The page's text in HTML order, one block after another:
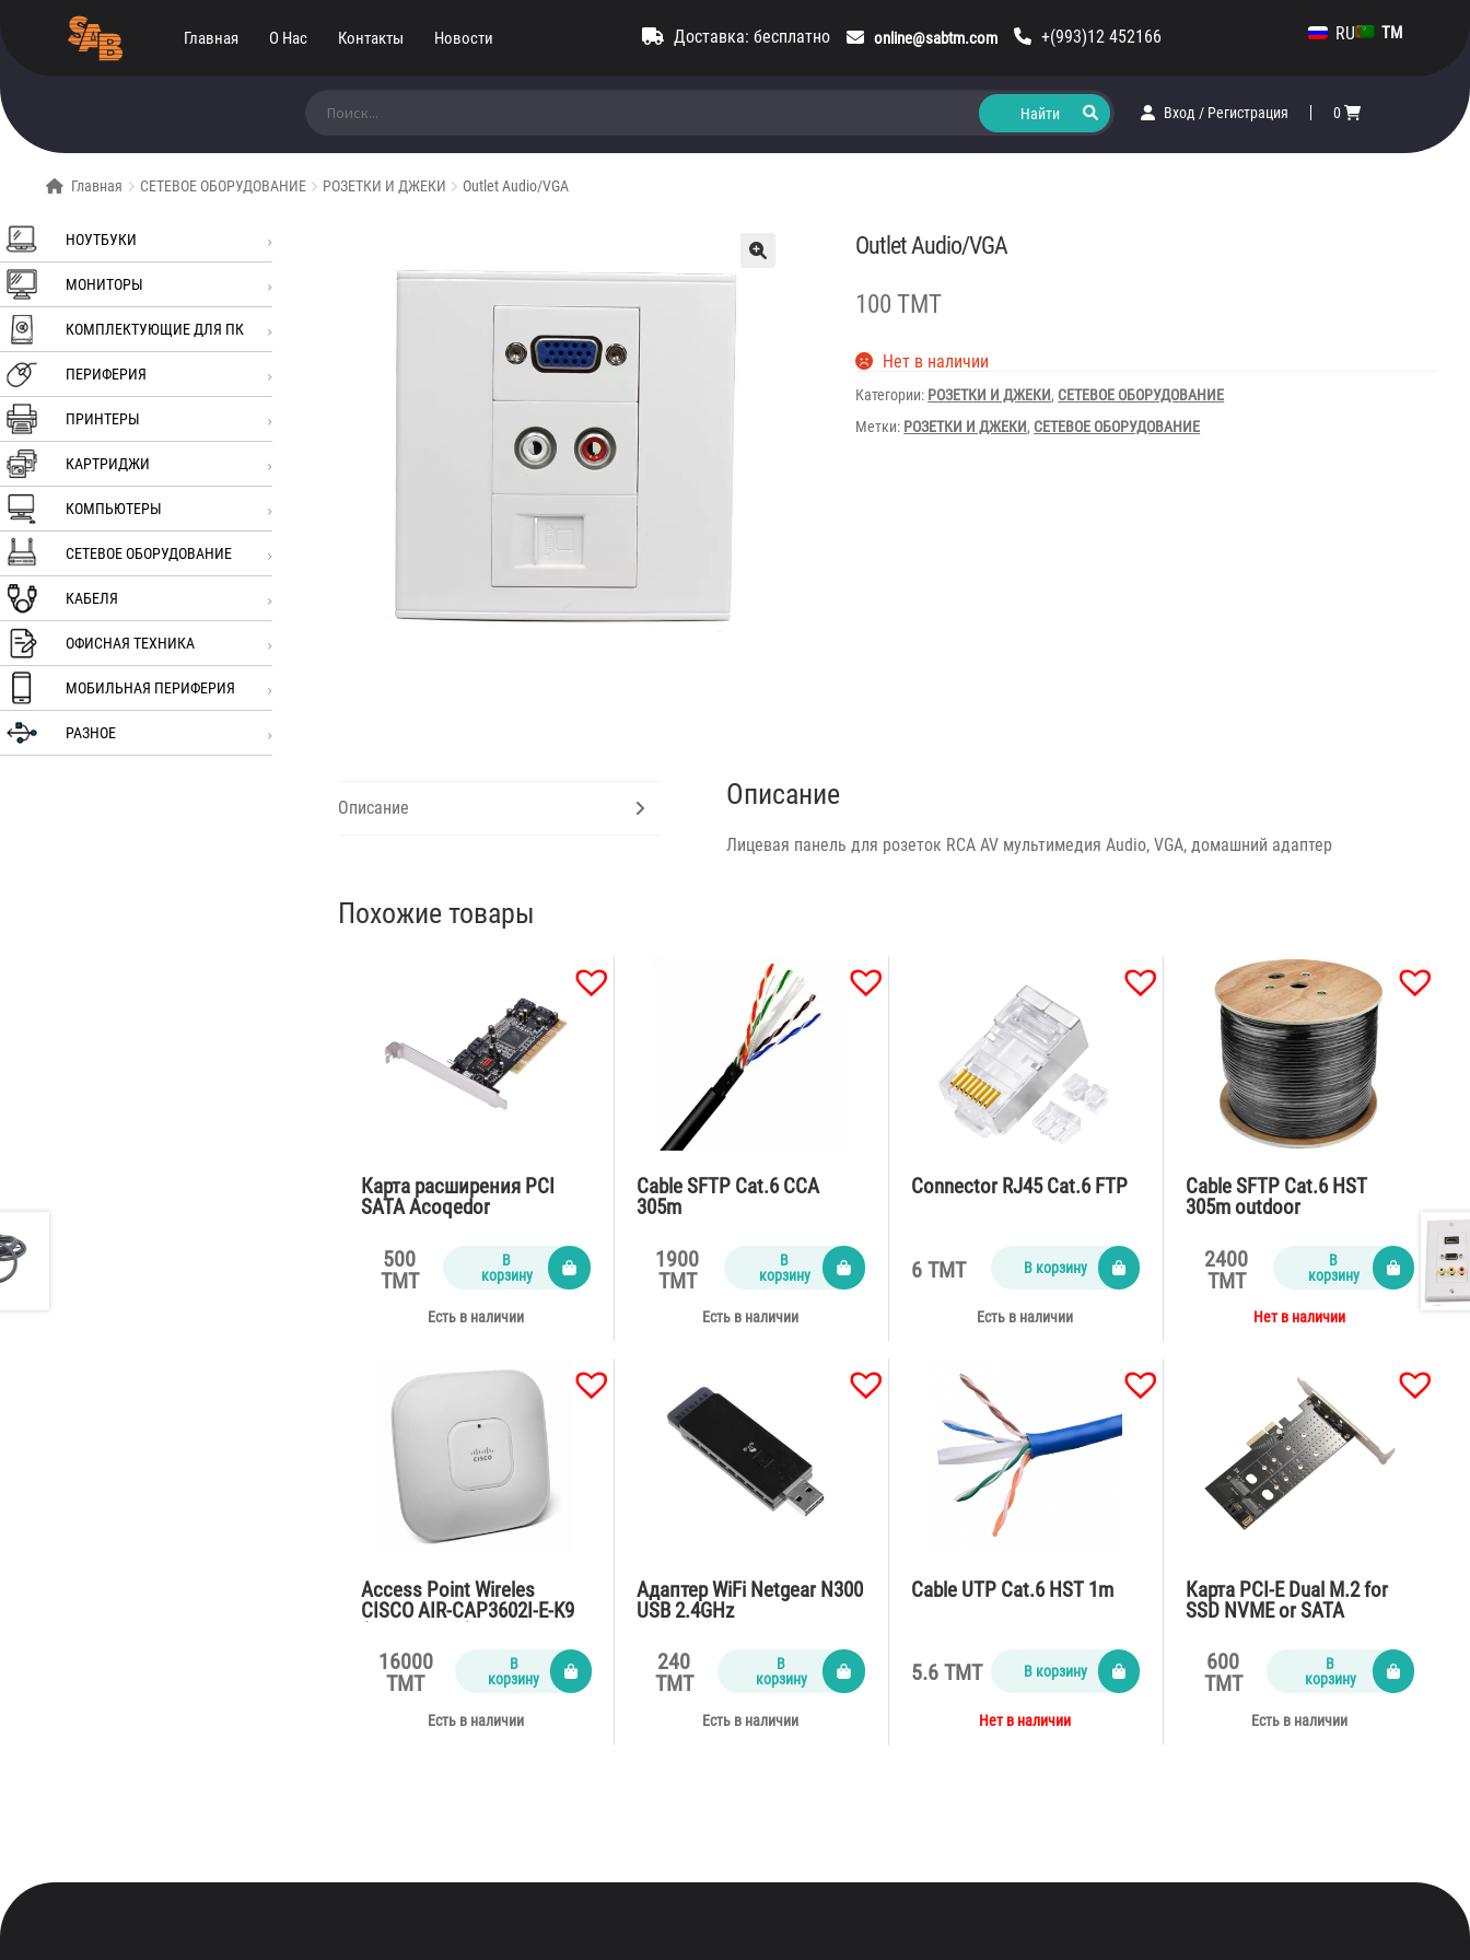
Главная О Нас Контакты Новости Доставка: бесплатно online@sabtm.com +(993)12 452166 RU TM
Вход / Регистрация 0
Главная СЕТЕВОЕ ОБОРУДОВАНИЕ РОЗЕТКИ И ДЖЕКИ Outlet Audio/VGA
НОУТБУКИ
МОНИТОРЫ
КОМПЛЕКТУЮЩИЕ ДЛЯ ПК
ПЕРИФЕРИЯ
ПРИНТЕРЫ
КАРТРИДЖИ
КОМПЬЮТЕРЫ
СЕТЕВОЕ ОБОРУДОВАНИЕ
КАБЕЛЯ
ОФИСНАЯ ТЕХНИКА
МОБИЛЬНАЯ ПЕРИФЕРИЯ
РАЗНОЕ
Outlet Audio/VGA
100 TMT
Нет в наличии
Категории: РОЗЕТКИ И ДЖЕКИ, СЕТЕВОЕ ОБОРУДОВАНИЕ
Метки: РОЗЕТКИ И ДЖЕКИ, СЕТЕВОЕ ОБОРУДОВАНИЕ
Описание Описание
Лицевая панель для розеток RCA AV мультимедия Audio, VGA, домашний адаптер
Похожие товары
Карта расширения PCI
SATA Acoqedor
500
TMT
В
корзину
Есть в наличии
Cable SFTP Cat.6 CCA
305m
1900
TMT
В
корзину
Есть в наличии
Connector RJ45 Cat.6 FTP
6 TMT В корзину
Есть в наличии
Cable SFTP Cat.6 HST
305m outdoor
2400
TMT
В
корзину
Нет в наличии
Access Point Wireles
CISCO AIR-CAP3602I-E-K9
16000
TMT
В
корзину
Есть в наличии
Адаптер WiFi Netgear N300
USB 2.4GHz
240
TMT
В
корзину
Есть в наличии
Cable UTP Cat.6 HST 1m
5.6 TMT В корзину
Нет в наличии
Карта PCI-E Dual M.2 for
SSD NVME or SATA
600
TMT
В
корзину
Есть в наличии